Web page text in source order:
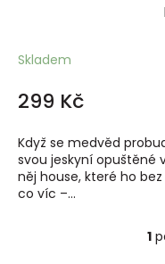
Skladem
299 Kč
Když se medvěd
svou jeskyní opuštěné
něj house, které ho
co víc –...
1